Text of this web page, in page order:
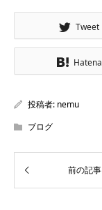
Tweet
Hatena
投稿者: nemu
ブログ